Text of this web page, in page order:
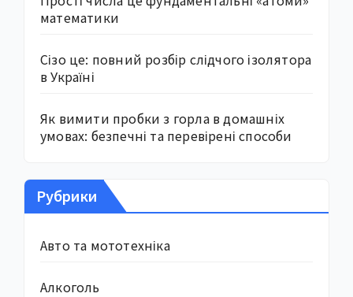
математики
Сізо це: повний розбір слідчого ізолятора
в Україні
Як вимити пробки з горла в домашніх
умовах: безпечні та перевірені способи
Рубрики
Авто та мототехніка
Алкоголь